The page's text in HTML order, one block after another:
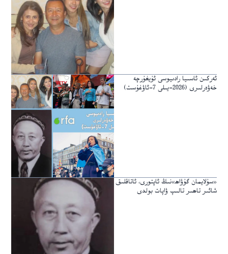
ئەركىن ئاسىيا رادىيوسى ئۇيغۇرچە
خەۋەرلىرى (2026-يىلى 7-ئاۋغۇست)
«سۇلايمان گۇۋاھ»نىڭ ئاپتورى، ئاتاقلىق
شائىر تاھىر تالىپ ۋاپات بولدى